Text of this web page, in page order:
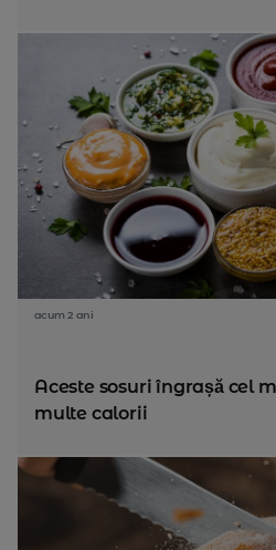
acum 2 ani
Aceste sosuri îngrașă cel
multe calorii